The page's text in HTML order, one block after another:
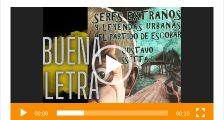
00:00 00:10